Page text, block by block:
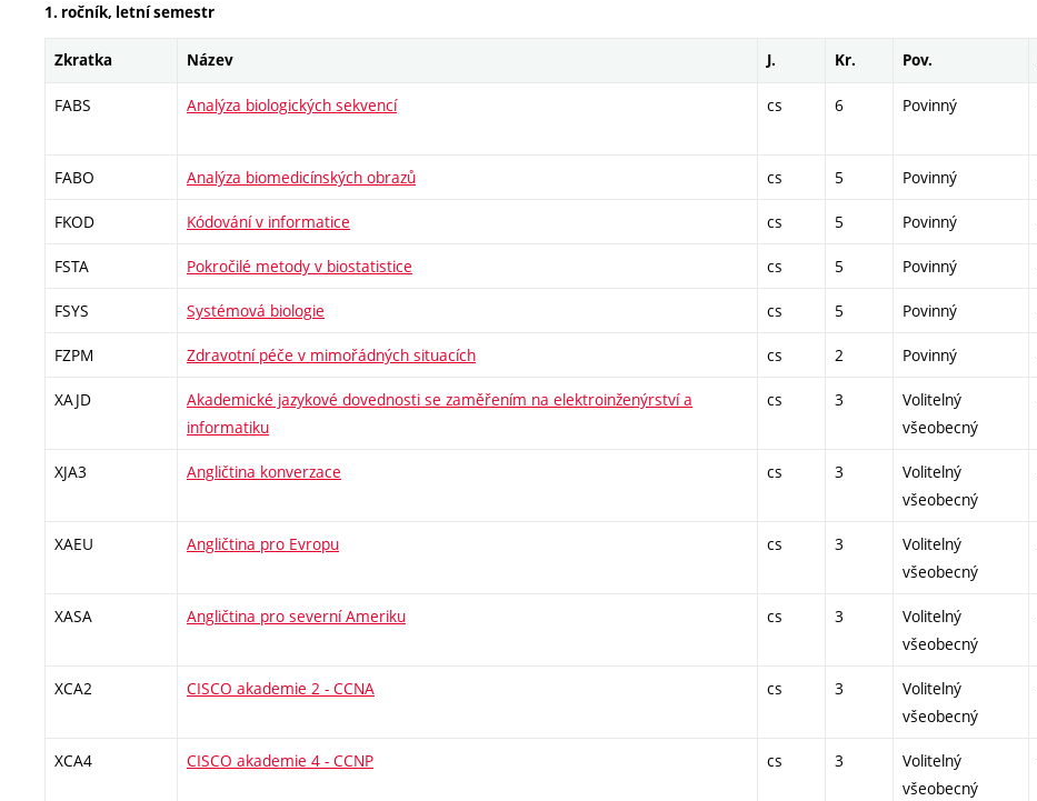
1. ročník, letní semestr
Zkratka Název J. Kr. Pov.
FABS Analýza biologických sekvencí cs 6 Povinný
FABO Analýza biomedicínských obrazů cs 5 Povinný
FKOD Kódování v informatice cs 5 Povinný
FSTA Pokročilé metody v biostatistice cs 5 Povinný
FSYS Systémová biologie cs 5 Povinný
FZPM Zdravotní péče v mimořádných situacích cs 2 Povinný
XAJD
Akademické jazykové dovednosti se zaměřením na elektroinženýrství a
informatiku
cs 3
Volitelný
všeobecný
XJA3 Angličtina konverzace cs 3
Volitelný
všeobecný
XAEU Angličtina pro Evropu cs 3
Volitelný
všeobecný
XASA Angličtina pro severní Ameriku cs 3
Volitelný
všeobecný
XCA2 CISCO akademie 2 - CCNA cs 3
Volitelný
všeobecný
XCA4 CISCO akademie 4 - CCNP cs 3
Volitelný
všeobecný